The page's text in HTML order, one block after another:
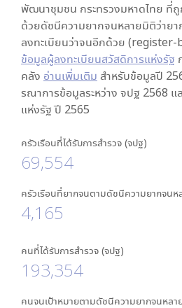
พัฒนาชุมชน กระทรวงมหาดไทย ที่ถู
ด้วยดัชนีความยากจนหลายมิติว่ายา
ลงทะเบียนว่าจนอีกด้วย (register-
ข้อมูลผู้ลงทะเบียนสวัสดิการแห่งรัฐ
คลัง อ่านเพิ่มเติม สำหรับข้อมูลปี
รณาการข้อมูลระหว่าง จปฐ 2568 แ
แห่งรัฐ ปี 2565
ครัวเรือนที่ได้รับการสำรวจ (จปฐ)
69,554
ครัวเรือนที่ยากจนตามดัชนีความยากจน
4,165
คนที่ได้รับการสำรวจ (จปฐ)
193,354
คนจนเป้าหมายตามดัชนีความยากจนหล